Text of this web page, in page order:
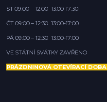
ST 09:00 – 12:00 13:00-17:30
ČT 09:00 – 12:30 13:00-17:00
PÁ 09:00 – 12:30 13:00-17:00
VE STÁTNÍ SVÁTKY ZAVŘENO
PRÁZDNINOVÁ OTEVÍRACÍ DOBA